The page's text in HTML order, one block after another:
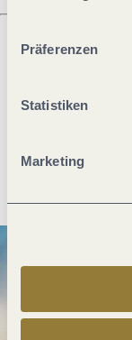
ablehnen" kann
Präferenzen
Statistiken
Marketing